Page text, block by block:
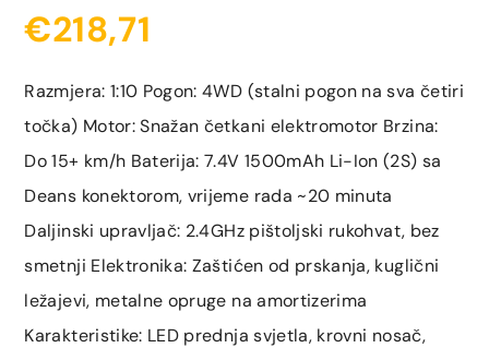
€218,71
Razmjera: 1:10 Pogon: 4WD (stalni pogon na sva četiri
točka) Motor: Snažan četkani elektromotor Brzina:
Do 15+ km/h Baterija: 7.4V 1500mAh Li-Ion (2S) sa
Deans konektorom, vrijeme rada ~20 minuta
Daljinski upravljač: 2.4GHz pištoljski rukohvat, bez
smetnji Elektronika: Zaštićen od prskanja, kuglični
ležajevi, metalne opruge na amortizerima
Karakteristike: LED prednja svjetla, krovni nosač,